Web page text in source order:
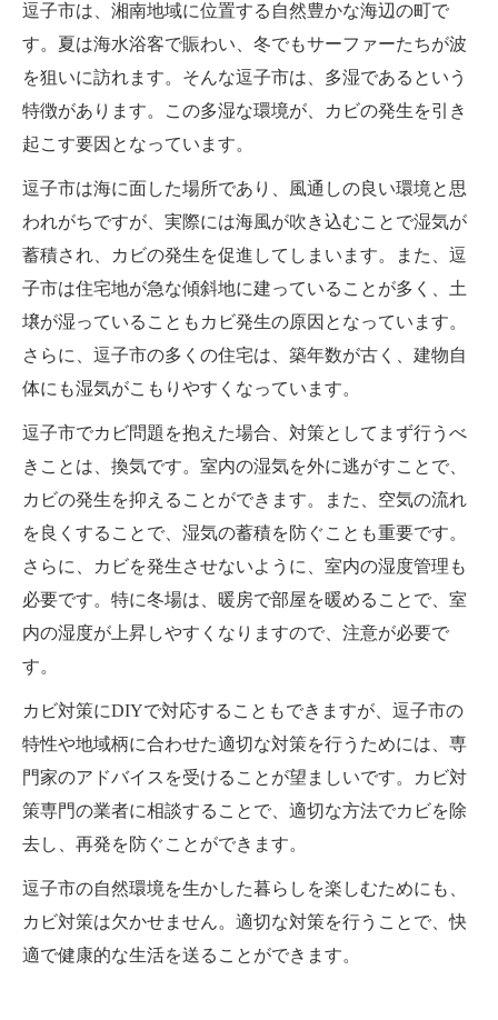
逗子市は、湘南地域に位置する自然豊かな海辺の町で
す。夏は海水浴客で賑わい、冬でもサーファーたちが波
を狙いに訪れます。そんな逗子市は、多湿であるという
特徴があります。この多湿な環境が、カビの発生を引き
起こす要因となっています。
逗子市は海に面した場所であり、風通しの良い環境と思
われがちですが、実際には海風が吹き込むことで湿気が
蓄積され、カビの発生を促進してしまいます。また、逗
子市は住宅地が急な傾斜地に建っていることが多く、土
壌が湿っていることもカビ発生の原因となっています。
さらに、逗子市の多くの住宅は、築年数が古く、建物自
体にも湿気がこもりやすくなっています。
逗子市でカビ問題を抱えた場合、対策としてまず行うべ
きことは、換気です。室内の湿気を外に逃がすことで、
カビの発生を抑えることができます。また、空気の流れ
を良くすることで、湿気の蓄積を防ぐことも重要です。
さらに、カビを発生させないように、室内の湿度管理も
必要です。特に冬場は、暖房で部屋を暖めることで、室
内の湿度が上昇しやすくなりますので、注意が必要で
す。
カビ対策にDIYで対応することもできますが、逗子市の
特性や地域柄に合わせた適切な対策を行うためには、専
門家のアドバイスを受けることが望ましいです。カビ対
策専門の業者に相談することで、適切な方法でカビを除
去し、再発を防ぐことができます。
逗子市の自然環境を生かした暮らしを楽しむためにも、
カビ対策は欠かせません。適切な対策を行うことで、快
適で健康的な生活を送ることができます。